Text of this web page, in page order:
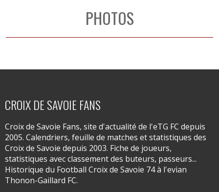
PHOTOS
CROIX DE SAVOIE FANS
Croix de Savoie Fans, site d'actualité de l'eTG FC depuis
2005. Calendriers, feuille de matches et statistiques des
Croix de Savoie depuis 2003. Fiche de joueurs,
statistiques avec classement des buteurs, passeurs...
Historique du Football Croix de Savoie 74 à l'evian
Thonon-Gaillard FC.